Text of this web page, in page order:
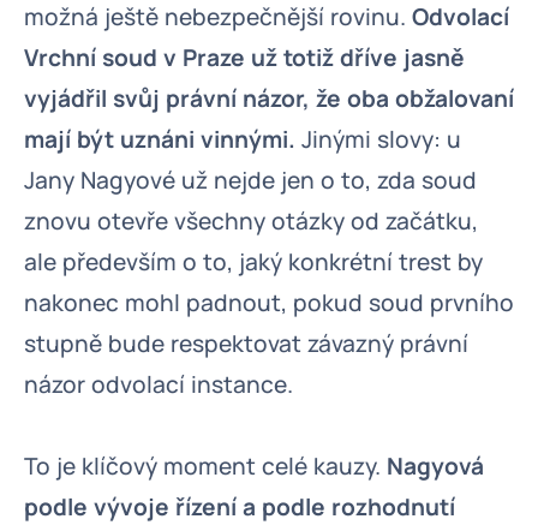
možná ještě nebezpečnější rovinu. Odvolací
Vrchní soud v Praze už totiž dříve jasně
vyjádřil svůj právní názor, že oba obžalovaní
mají být uznáni vinnými. Jinými slovy: u
Jany Nagyové už nejde jen o to, zda soud
znovu otevře všechny otázky od začátku,
ale především o to, jaký konkrétní trest by
nakonec mohl padnout, pokud soud prvního
stupně bude respektovat závazný právní
názor odvolací instance.
To je klíčový moment celé kauzy. Nagyová
podle vývoje řízení a podle rozhodnutí